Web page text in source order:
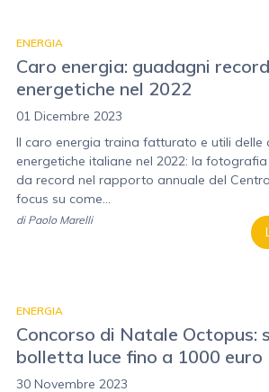
ENERGIA
Caro energia: guadagni
energetiche nel 2022
01 Dicembre 2023
Il caro energia traina fatturato e utili delle
energetiche italiane nel 2022: la
da record nel rapporto annuale del
focus su come...
di Paolo Marelli
ENERGIA
Concorso di Natale Octopus:
bolletta luce fino a 1000 euro
30 Novembre 2023